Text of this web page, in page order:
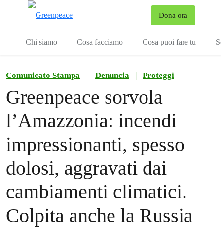
Dona ora
Chi siamo Cosa facciamo Cosa puoi fare tu
Comunicato Stampa Denuncia | Proteggi
Greenpeace sorvola
l’Amazzonia: incendi
impressionanti, spesso
dolosi, aggravati dai
cambiamenti climatici.
Colpita anche la Russia